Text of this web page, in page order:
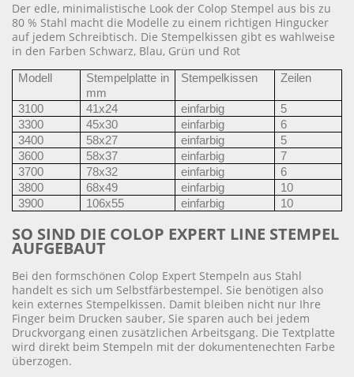
Der edle, minimalistische Look der Colop Stempel aus bis zu
80 % Stahl macht die Modelle zu einem richtigen Hingucker
auf jedem Schreibtisch. Die Stempelkissen gibt es wahlweise
in den Farben Schwarz, Blau, Grün und Rot
Modell
Stempelplatte in
mm
Stempelkissen Zeilen
3100 41x24 einfarbig
5
3300
45x30 einfarbig
6
3400
58x27 einfarbig
5
3600
58x37 einfarbig
7
3700
78x32 einfarbig
6
3800
68x49 einfarbig
10
3900
106x55 einfarbig 10
SO SIND DIE COLOP EXPERT LINE STEMPEL
AUFGEBAUT
Bei den formschönen Colop Expert Stempeln aus Stahl
handelt es sich um Selbstfärbestempel. Sie benötigen also
kein externes Stempelkissen. Damit bleiben nicht nur Ihre
Finger beim Drucken sauber, Sie sparen auch bei jedem
Druckvorgang einen zusätzlichen Arbeitsgang. Die Textplatte
wird direkt beim Stempeln mit der dokumentenechten Farbe
überzogen.